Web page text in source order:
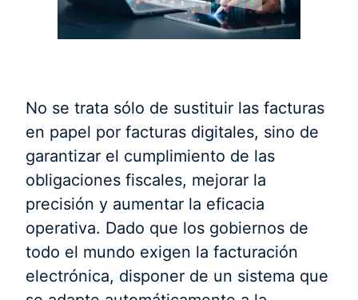
No se trata sólo de sustituir las facturas
en papel por facturas digitales, sino de
garantizar el cumplimiento de las
obligaciones fiscales, mejorar la
precisión y aumentar la eficacia
operativa. Dado que los gobiernos de
todo el mundo exigen la facturación
electrónica, disponer de un sistema que